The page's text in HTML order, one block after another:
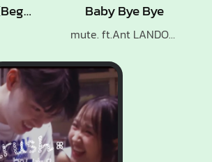
Baby Bye Bye
mute. ft.Ant LANDOKMAI
ช่วยพูดว่ารัก (Begging)